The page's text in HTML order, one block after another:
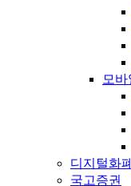
모
디지털화폐
국고증권